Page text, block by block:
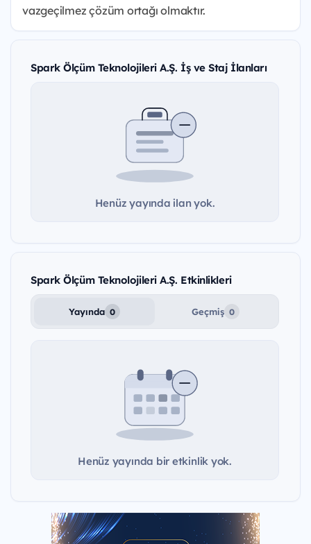
vazgeçilmez çözüm ortağı olmaktır.
Spark Ölçüm Teknolojileri A.Ş. İş ve Staj İlanları
Henüz yayında ilan yok.
Spark Ölçüm Teknolojileri A.Ş. Etkinlikleri
Yayında 0 Geçmiş 0
Henüz yayında bir etkinlik yok.